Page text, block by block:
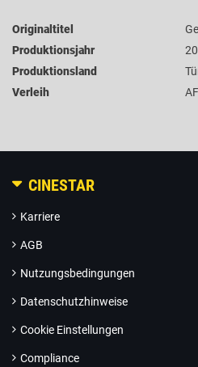
Originaltitel
Produktionsjahr
Produktionsland
Verleih
CINESTAR
Karriere
AGB
Nutzungsbedingungen
Datenschutzhinweise
Cookie Einstellungen
Compliance